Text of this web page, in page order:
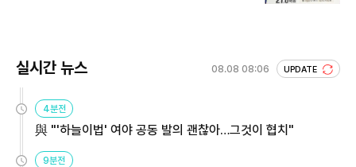
실시간 뉴스 08.08 08:06 UPDATE
4분전
與 "'하늘이법' 여야 공동 발의 괜찮아…그것이 협치"
9분전